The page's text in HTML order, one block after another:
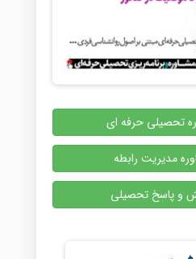
تحصیلی حرفه ای
مدیریت رابطه
و پاسخ تحصیلی